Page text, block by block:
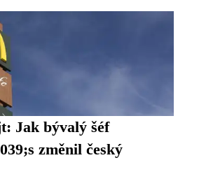
Jak bývalý šéf
změnil český